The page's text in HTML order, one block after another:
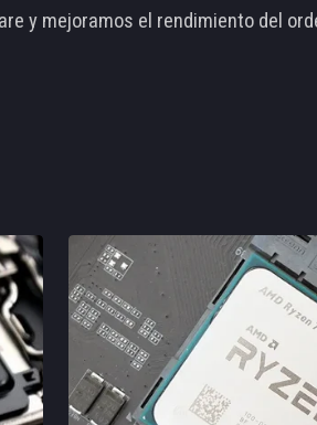
y mejoramos el rendimiento del